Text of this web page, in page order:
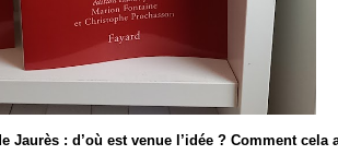
: d’où est venue l’idée ? Comment cela